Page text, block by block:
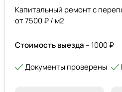
Капитальный ремонт с
от 7500 ₽ / м2
Стоимость выезда – 1000 ₽
Документы проверены